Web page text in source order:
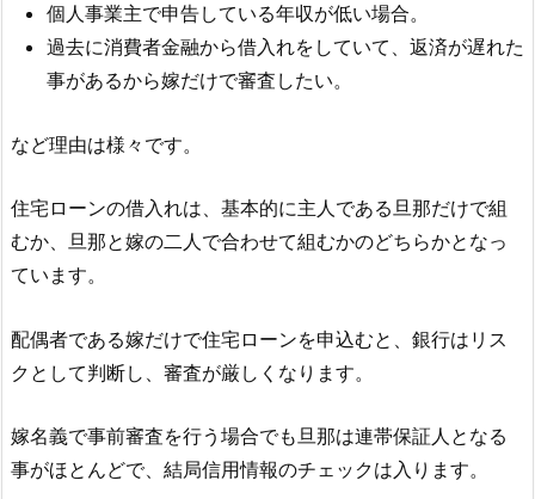
個人事業主で申告している年収が低い場合。
過去に消費者金融から借入れをしていて、返済が遅れた
事があるから嫁だけで審査したい。
など理由は様々です。
住宅ローンの借入れは、基本的に主人である旦那だけで組
むか、旦那と嫁の二人で合わせて組むかのどちらかとなっ
ています。
配偶者である嫁だけで住宅ローンを申込むと、銀行はリス
クとして判断し、審査が厳しくなります。
嫁名義で事前審査を行う場合でも旦那は連帯保証人となる
事がほとんどで、結局信用情報のチェックは入ります。